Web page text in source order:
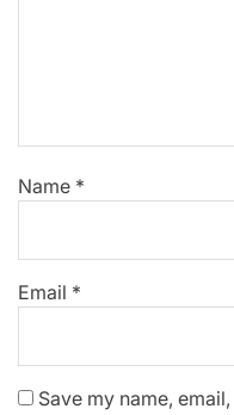
Name *
Email *
Save my name,